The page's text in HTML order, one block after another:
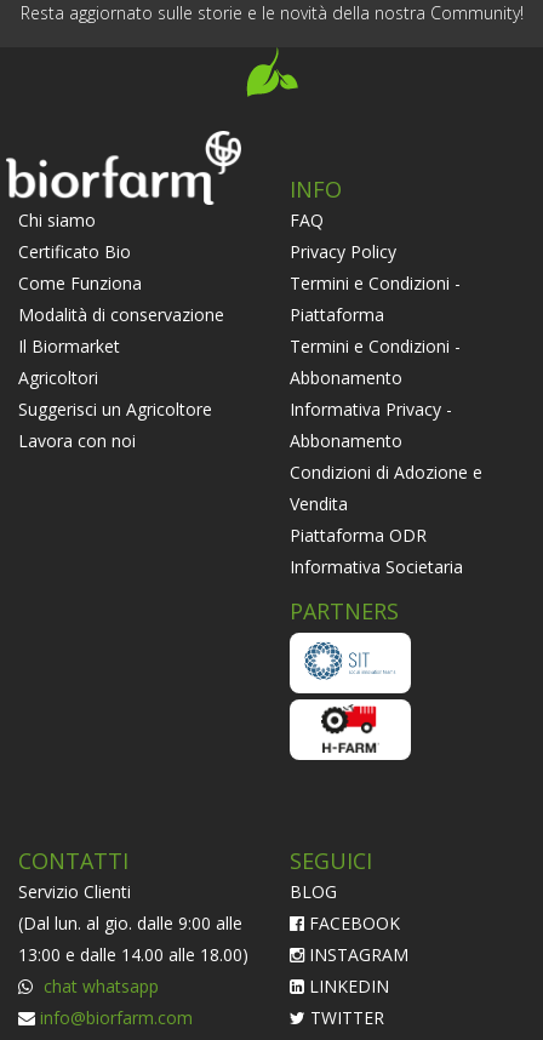
Resta aggiornato sulle storie e le novità della nostra Community!
Chi siamo
Certificato Bio
Come Funziona
Modalità di conservazione
Il Biormarket
Agricoltori
Suggerisci un Agricoltore
Lavora con noi
INFO
FAQ
Privacy Policy
Termini e Condizioni -
Piattaforma
Termini e Condizioni -
Abbonamento
Informativa Privacy -
Abbonamento
Condizioni di Adozione e
Vendita
Piattaforma ODR
Informativa Societaria
PARTNERS
CONTATTI
Servizio Clienti
(Dal lun. al gio. dalle 9:00 alle
13:00 e dalle 14.00 alle 18.00)
chat whatsapp
info@biorfarm.com
SEGUICI
BLOG
FACEBOOK
INSTAGRAM
LINKEDIN
TWITTER